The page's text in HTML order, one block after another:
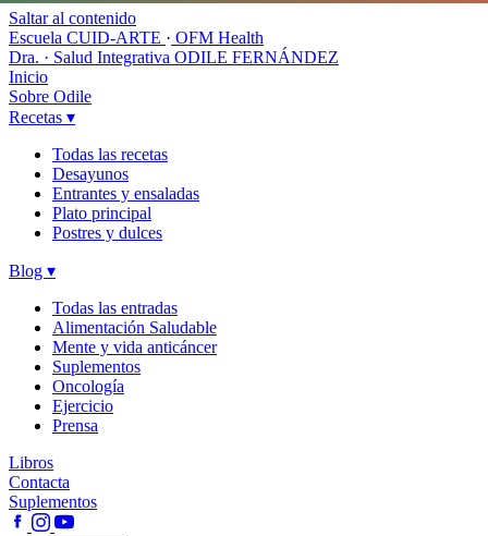
Saltar al contenido
Escuela CUID-ARTE · OFM Health
Dra. · Salud Integrativa ODILE FERNÁNDEZ
Inicio
Sobre Odile
Recetas ▾
Todas las recetas
Desayunos
Entrantes y ensaladas
Plato principal
Postres y dulces
Blog ▾
Todas las entradas
Alimentación Saludable
Mente y vida anticáncer
Suplementos
Oncología
Ejercicio
Prensa
Libros
Contacta
Suplementos